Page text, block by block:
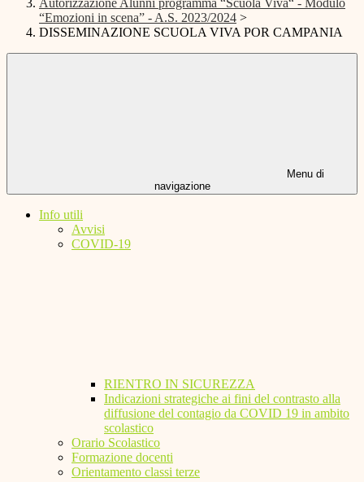
Autorizzazione Alunni programma “Scuola Viva“ - Modulo
“Emozioni in scena” - A.S. 2023/2024 >
DISSEMINAZIONE SCUOLA VIVA POR CAMPANIA
Menu di
navigazione
Info utili
Avvisi
COVID-19
RIENTRO IN SICUREZZA
Indicazioni strategiche ai fini del contrasto alla
diffusione del contagio da COVID 19 in ambito
scolastico
Orario Scolastico
Formazione docenti
Orientamento classi terze